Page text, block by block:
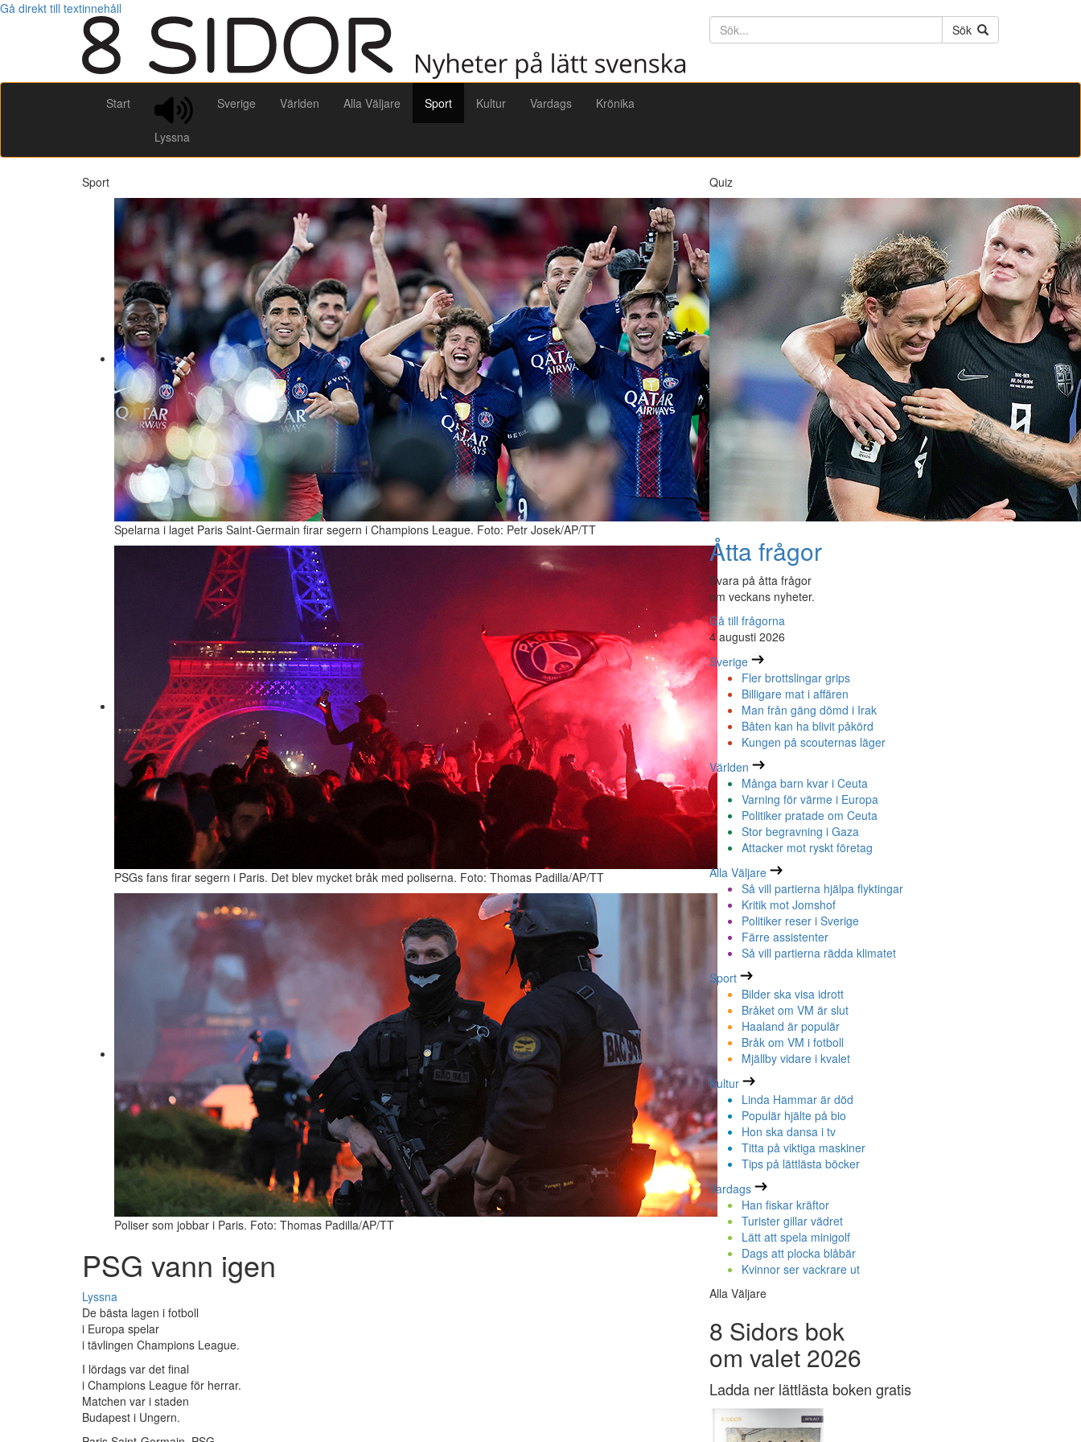
Gå direkt till textinnehåll
Söktext
Sök
Start
Lyssna
Sverige Världen Alla Väljare Sport Kultur Vardags Krönika
Sport
Spelarna i laget Paris Saint-Germain firar segern i Champions League. Foto: Petr Josek/AP/TT
PSGs fans firar segern i Paris. Det blev mycket bråk med poliserna. Foto: Thomas Padilla/AP/TT
Poliser som jobbar i Paris. Foto: Thomas Padilla/AP/TT
PSG vann igen
Lyssna
De bästa lagen i fotboll
i Europa spelar
i tävlingen Champions League.
I lördags var det final
i Champions League för herrar.
Matchen var i staden
Budapest i Ungern.
Quiz
Åtta frågor
Svara på åtta frågor
om veckans nyheter.
Gå till frågorna
4 augusti 2026
Sverige
Fler brottslingar grips
Billigare mat i affären
Man från gäng dömd i Irak
Båten kan ha blivit påkörd
Kungen på scouternas läger
Världen
Många barn kvar i Ceuta
Varning för värme i Europa
Politiker pratade om Ceuta
Stor begravning i Gaza
Attacker mot ryskt företag
Alla Väljare
Så vill partierna hjälpa flyktingar
Kritik mot Jomshof
Politiker reser i Sverige
Färre assistenter
Så vill partierna rädda klimatet
Sport
Bilder ska visa idrott
Bråket om VM är slut
Haaland är populär
Bråk om VM i fotboll
Mjällby vidare i kvalet
Kultur
Linda Hammar är död
Populär hjälte på bio
Hon ska dansa i tv
Titta på viktiga maskiner
Tips på lättlästa böcker
Vardags
Han fiskar kräftor
Turister gillar vädret
Lätt att spela minigolf
Dags att plocka blåbär
Kvinnor ser vackrare ut
Alla Väljare
8 Sidors bok
om valet 2026
Ladda ner lättlästa boken gratis